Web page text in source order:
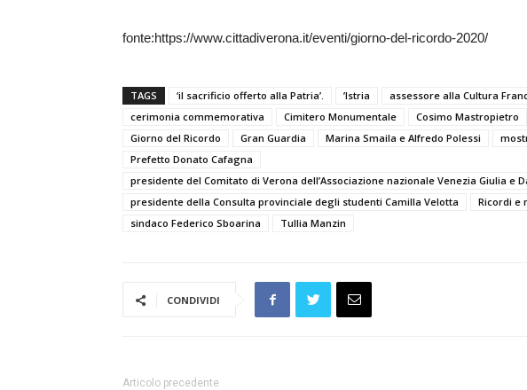
fonte:https://www.cittadiverona.it/eventi/giorno-del-ricordo-2020/
TAGS ‘il sacrificio offerto alla Patria’. ’Istria
assessore alla Cultura
cerimonia commemorativa
Cimitero Monumentale Cosimo Mastropietro
Giorno del Ricordo
Gran Guardia Marina Smaila e Alfredo Polessi
Prefetto Donato Cafagna
presidente del Comitato di Verona dell’Associazione nazionale Venezia Giulia e
presidente della Consulta provinciale degli studenti Camilla Velotta
Ricordi e
sindaco Federico Sboarina
Tullia Manzin
CONDIVIDI
Articolo precedente